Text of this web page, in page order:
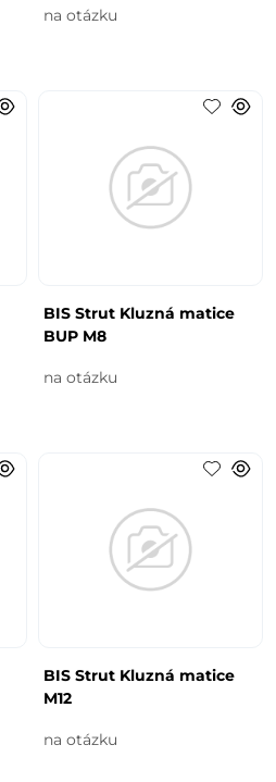
na otázku
BIS Strut Kluzná matice
BUP M8
na otázku
BIS Strut Kluzná matice
M12
na otázku